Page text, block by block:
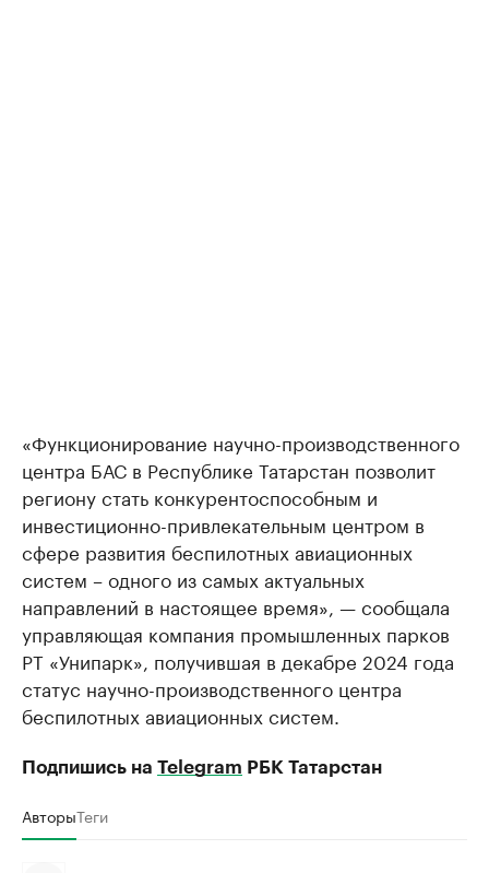
«Функционирование научно-производственного
центра БАС в Республике Татарстан позволит
региону стать конкурентоспособным и
инвестиционно-привлекательным центром в
сфере развития беспилотных авиационных
систем – одного из самых актуальных
направлений в настоящее время», — сообщала
управляющая компания промышленных парков
РТ «Унипарк», получившая в декабре 2024 года
статус научно-производственного центра
беспилотных авиационных систем.
Подпишись на Telegram РБК Татарстан
АвторыТеги